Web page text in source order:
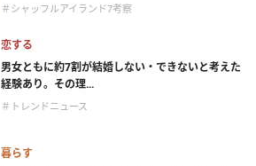
＃シャッフルアイランド7考察
恋する
男女ともに約7割が結婚しない・できないと考えた
経験あり。その理...
＃トレンドニュース
暮らす